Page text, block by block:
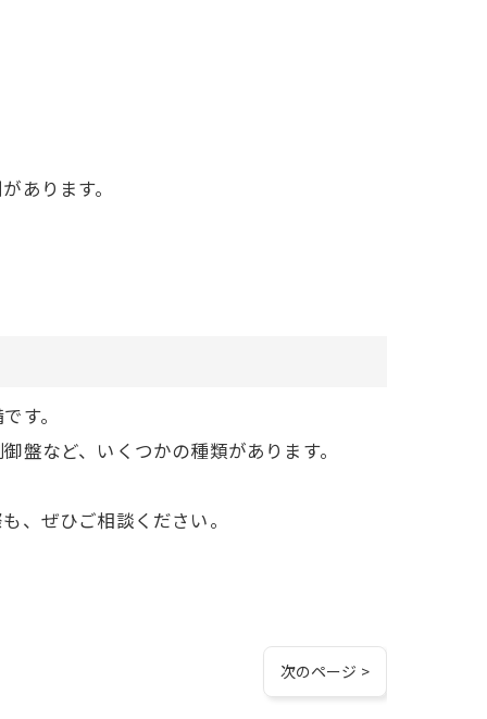
あります。
す。
盤など、いくつかの種類があります。
、ぜひご相談ください。
次のページ >